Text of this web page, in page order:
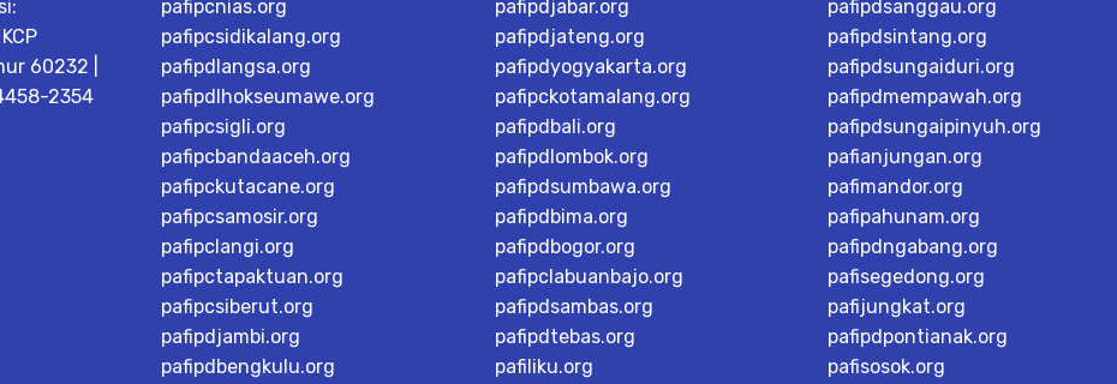
60232 |
2354
pafipcnias.org
pafipcsidikalang.org
pafipdlangsa.org
pafipdlhokseumawe.org
pafipcsigli.org
pafipcbandaaceh.org
pafipckutacane.org
pafipcsamosir.org
pafipclangi.org
pafipctapaktuan.org
pafipcsiberut.org
pafipdjambi.org
pafipdbengkulu.org
pafipdjabar.org
pafipdjateng.org
pafipdyogyakarta.org
pafipckotamalang.org
pafipdbali.org
pafipdlombok.org
pafipdsumbawa.org
pafipdbima.org
pafipdbogor.org
pafipclabuanbajo.org
pafipdsambas.org
pafipdtebas.org
pafiliku.org
pafipdsanggau.org
pafipdsintang.org
pafipdsungaiduri.org
pafipdmempawah.org
pafipdsungaipinyuh.org
pafianjungan.org
pafimandor.org
pafipahunam.org
pafipdngabang.org
pafisegedong.org
pafijungkat.org
pafipdpontianak.org
pafisosok.org